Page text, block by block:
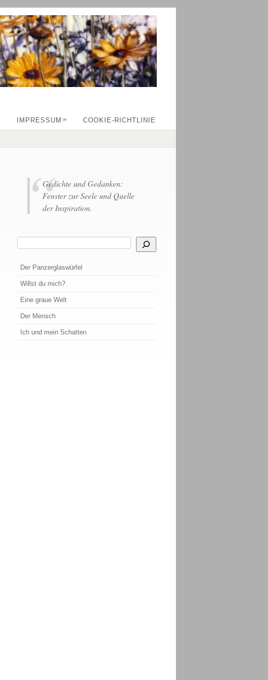
IMPRESSUM » COOKIE-RICHTLINIE
Gedichte und Gedanken:
Fenster zur Seele und Quelle
der Inspiration.
Der Panzerglaswürfel
Willst du mich?
Eine graue Welt
Der Mensch
Ich und mein Schatten